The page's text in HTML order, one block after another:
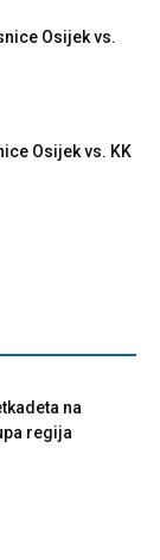
Osijek vs.
Osijek vs. KK
na
regija